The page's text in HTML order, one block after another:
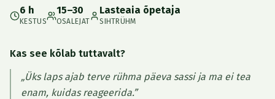
6 h
KESTUS
15–30
OSALEJAT
Lasteaia õpetaja
SIHTRÜHM
Kas see kõlab tuttavalt?
„Üks laps ajab terve rühma päeva sassi ja ma ei tea
enam, kuidas reageerida.”